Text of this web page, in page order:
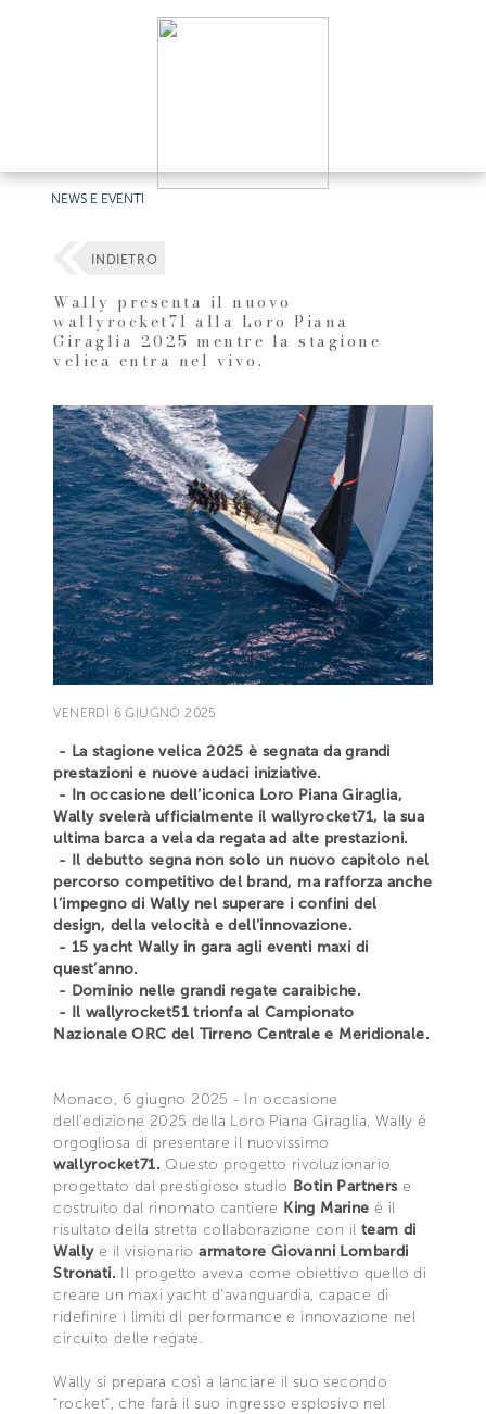
NEWS E EVENTI
INDIETRO
Wally presenta il nuovo
wallyrocket71 alla Loro Piana
Giraglia 2025 mentre la stagione
velica entra nel vivo.
VENERDÌ 6 GIUGNO 2025
- La stagione velica 2025 è segnata da grandi
prestazioni e nuove audaci iniziative.
- In occasione dell’iconica Loro Piana Giraglia,
Wally svelerà ufficialmente il wallyrocket71, la sua
ultima barca a vela da regata ad alte prestazioni.
- Il debutto segna non solo un nuovo capitolo nel
percorso competitivo del brand, ma rafforza anche
l’impegno di Wally nel superare i confini del
design, della velocità e dell’innovazione.
- 15 yacht Wally in gara agli eventi maxi di
quest’anno.
- Dominio nelle grandi regate caraibiche.
- Il wallyrocket51 trionfa al Campionato
Nazionale ORC del Tirreno Centrale e Meridionale.
Monaco, 6 giugno 2025 - In occasione
dell’edizione 2025 della Loro Piana Giraglia, Wally è
orgogliosa di presentare il nuovissimo
wallyrocket71. Questo progetto rivoluzionario
progettato dal prestigioso studio Botin Partnerse
costruito dal rinomato cantiere King Marine è il
risultato della stretta collaborazione con il team di
Wallye il visionario armatore Giovanni Lombardi
Stronati. Il progetto aveva come obiettivo quello di
creare un maxi yacht d’avanguardia, capace di
ridefinire i limiti di performance e innovazione nel
circuito delle regate.
Wally si prepara così a lanciare il suo secondo
“rocket”, che farà il suo ingresso esplosivo nel